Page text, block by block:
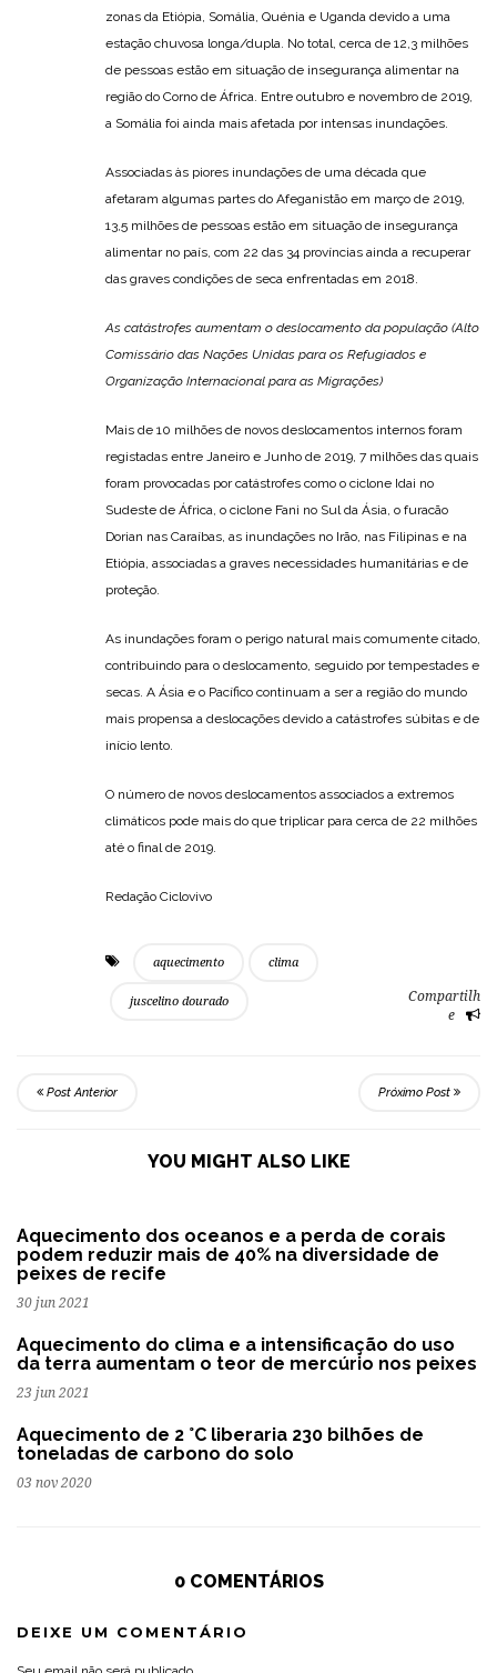
zonas da Etiópia, Somália, Quénia e Uganda devido a uma
estação chuvosa longa/dupla. No total, cerca de 12,3 milhões
de pessoas estão em situação de insegurança alimentar na
região do Corno de África. Entre outubro e novembro de 2019,
a Somália foi ainda mais afetada por intensas inundações.
Associadas às piores inundações de uma década que
afetaram algumas partes do Afeganistão em março de 2019,
13,5 milhões de pessoas estão em situação de insegurança
alimentar no país, com 22 das 34 províncias ainda a recuperar
das graves condições de seca enfrentadas em 2018.
As catástrofes aumentam o deslocamento da população (Alto
Comissário das Nações Unidas para os Refugiados e
Organização Internacional para as Migrações)
Mais de 10 milhões de novos deslocamentos internos foram
registadas entre Janeiro e Junho de 2019, 7 milhões das quais
foram provocadas por catástrofes como o ciclone Idai no
Sudeste de África, o ciclone Fani no Sul da Ásia, o furacão
Dorian nas Caraíbas, as inundações no Irão, nas Filipinas e na
Etiópia, associadas a graves necessidades humanitárias e de
proteção.
As inundações foram o perigo natural mais comumente citado,
contribuindo para o deslocamento, seguido por tempestades e
secas. A Ásia e o Pacífico continuam a ser a região do mundo
mais propensa a deslocações devido a catástrofes súbitas e de
início lento.
O número de novos deslocamentos associados a extremos
climáticos pode mais do que triplicar para cerca de 22 milhões
até o final de 2019.
Redação Ciclovivo
aquecimento clima
juscelino dourado
Compartilh
e
Post Anterior Próximo Post
YOU MIGHT ALSO LIKE
Aquecimento dos oceanos e a perda de corais
podem reduzir mais de 40% na diversidade de
peixes de recife
30 jun 2021
Aquecimento do clima e a intensificação do uso
da terra aumentam o teor de mercúrio nos peixes
23 jun 2021
Aquecimento de 2 °C liberaria 230 bilhões de
toneladas de carbono do solo
03 nov 2020
0 COMENTÁRIOS
DEIXE UM COMENTÁRIO